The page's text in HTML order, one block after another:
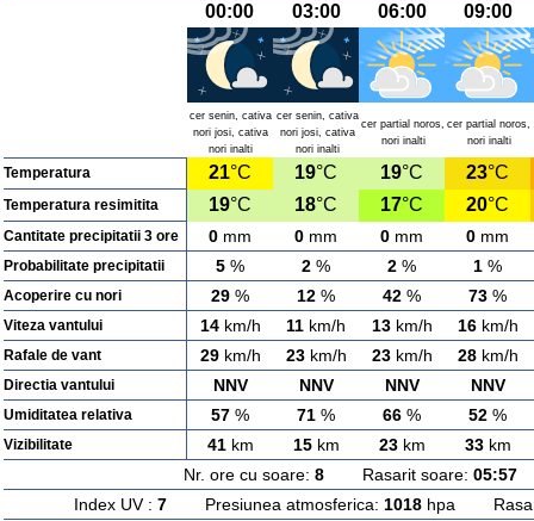
00:00 03:00 06:00 09:00
cer senin, cativa
nori josi, cativa
nori inalti
cer senin, cativa
nori josi, cativa
nori inalti
cer partial noros,
nori inalti
cer partial noros,
nori inalti
Temperatura 21°C 19°C 19°C 23°C
Temperatura resimitita 19°C 18°C 17°C 20°C
Cantitate precipitatii 3 ore 0 mm 0 mm 0 mm 0 mm
Probabilitate precipitatii 5 % 2 % 2 % 1 %
Acoperire cu nori 29 % 12 % 42 % 73 %
Viteza vantului 14km/h 11 km/h 13km/h 16km/h
Rafale de vant 29km/h 23km/h 23km/h 28km/h
Directia vantului NNV NNV NNV NNV
Umiditatea relativa 57 % 71 % 66 % 52 %
Vizibilitate 41km 15km 23km 33km
Nr. ore cu soare: 8Rasarit soare: 05:57
Index UV : 7Presiunea atmosferica: 1018hpa